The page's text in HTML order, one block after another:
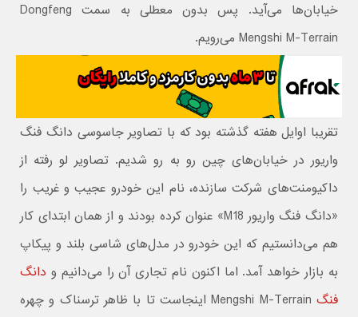
خیابان‌ها می‌آید. پس بدون معطلی به سمت Dongfeng
Mengshi M-Terrain می‌رویم.
تقریبا اوایل هفته گذشته بود که با تصاویر جاسوسی دانگ فنگ
واریور در خیابان‌های چین رو به رو شدیم. تصاویر لو رفته از
داکیومنت‌های شرکت سازنده، نام این خودرو عجیب و غریب را
«دانگ فنگ واریور M18» عنوان کرده بودند و از همان ابتدای کار
هم می‌دانستیم که این خودرو در مدل‌های شاسی بلند و پیکاپ
به بازار خواهد آمد. اما اکنون نام تجاری آن را می‌دانیم و دانگ
فنگ
Mengshi M-Terrain اینجاست تا با ظاهر ترسناک و چهره